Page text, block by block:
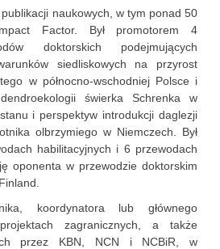
naukowych, w tym ponad 50
Factor. Był promotorem 4
doktorskich podejmujących
siedliskowych na przyrost
w północno-wschodniej Polsce i
świerka Schrenka w
i perspektyw introdukcji daglezji
olbrzymiego w Niemczech. Był
habilitacyjnych i 6 przewodach
oponenta w przewodzie doktorskim
koordynatora lub głównego
zagranicznych, a także
przez KBN, NCN i NCBiR, w